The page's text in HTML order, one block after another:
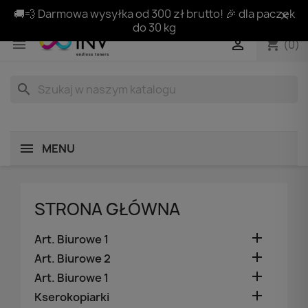
🚚💨 Darmowa wysyłka od 300 zł brutto! 🎉 dla paczek
do 30 kg
 shopping_cart(0)

search
MENU
STRONA GŁÓWNA
Art. Biurowe 1 
Art. Biurowe 2 
Art. Biurowe 1 
Kserokopiarki 